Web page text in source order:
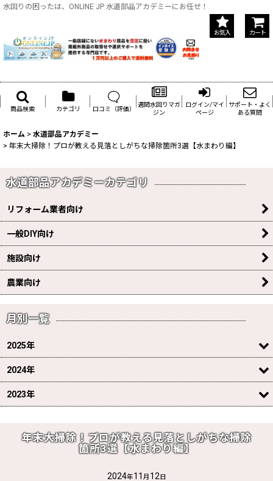
水回りの困ったは、ONLINE JP 水道部品アカデミーにお任せ！
お気入 カート
商品検索 カテゴリ 口コミ（評価）
週間水回りマガ
ジン
ログイン/マイ
ページ
サポート・よく
ある質問
ホーム > 水道部品アカデミー
> 年末大掃除！プロが教える見落としがちな掃除箇所3選【水まわり編】
年末大掃除！プロが教える見落としがちな掃除
箇所3選【水まわり編】
2024年11 月 12日
水道部品アカデミーカテゴリ
リフォーム業者向け
一般DIY向け
施設向け
農業向け
月別一覧
2025年
2024年
2023年